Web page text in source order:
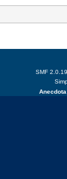
SMF 2.0.19
Anecdota